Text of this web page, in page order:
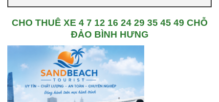
CHO THUÊ XE 4 7 12 16 24 29 35 45 49 CHỖ
ĐẢO BÌNH HƯNG